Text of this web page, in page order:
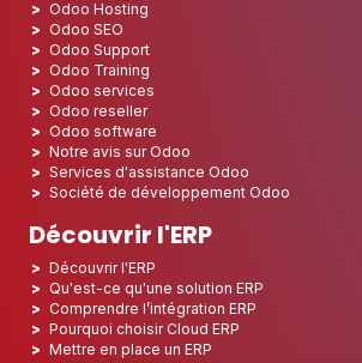
Odoo Hosting
Odoo SEO
Odoo Support
Odoo Training
Odoo services
Odoo reseller
Odoo software
Notre avis sur Odoo
Services d'assistance Odoo
Société de développement Odoo
Découvrir l'ERP
Découvrir l'ERP
Qu'est-ce qu'une solution ERP
Comprendre l’intégration ERP
Pourquoi choisir Cloud ERP
Mettre en place un ERP